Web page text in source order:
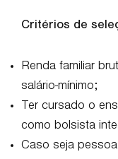
Critérios de
Renda familiar
salário-mínimo;
Ter cursado o
como bolsista
Caso seja